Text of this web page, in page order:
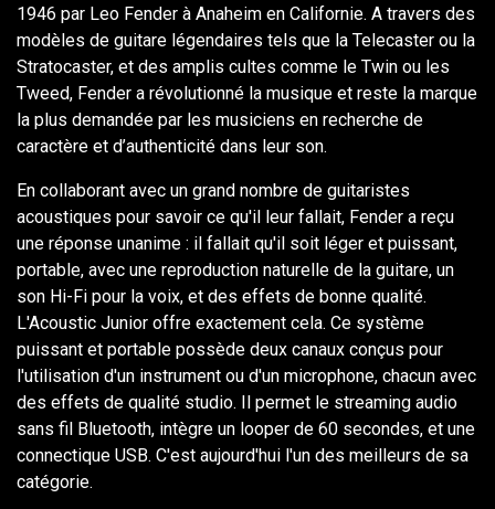
1946 par Leo Fender à Anaheim en Californie. A travers des
modèles de guitare légendaires tels que la Telecaster ou la
Stratocaster, et des amplis cultes comme le Twin ou les
Tweed, Fender a révolutionné la musique et reste la marque
la plus demandée par les musiciens en recherche de
caractère et d’authenticité dans leur son.
En collaborant avec un grand nombre de guitaristes
acoustiques pour savoir ce qu'il leur fallait, Fender a reçu
une réponse unanime : il fallait qu'il soit léger et puissant,
portable, avec une reproduction naturelle de la guitare, un
son Hi-Fi pour la voix, et des effets de bonne qualité.
L'Acoustic Junior offre exactement cela. Ce système
puissant et portable possède deux canaux conçus pour
l'utilisation d'un instrument ou d'un microphone, chacun avec
des effets de qualité studio. Il permet le streaming audio
sans fil Bluetooth, intègre un looper de 60 secondes, et une
connectique USB. C'est aujourd'hui l'un des meilleurs de sa
catégorie.